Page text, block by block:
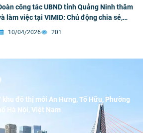
công tác UBND tỉnh Quảng Ninh thăm
làm việc tại VIMID: Chủ động chia sẻ,
đẩy thu hút doanh nghiệp hoạt động
10/04/2026 201
khu đô thị mới An Hưng, Tố Hữu, Phường
Hà Nội, Việt Nam